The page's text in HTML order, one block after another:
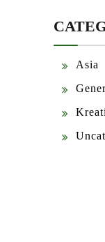
Asia